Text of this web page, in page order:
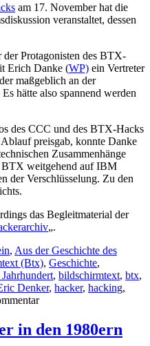
am 17. November hat die
veranstaltet, dessen
Protagonisten des BTX-
Erich Danke (WP) ein Vertreter
maßgeblich an der
hätte also spannend werden
des CCC und des BTX-Hacks
preisgab, konnte Danke
Zusammenhänge
BTX weitgehend auf IBM
der Verschlüsselung. Zu den
das Begleitmaterial der
„.
, Aus der Geschichte des
(Btx), Geschichte,
Jahrhundert, bildschirmtext, btx,
Denker, hacker, hacking,
in den 1980ern